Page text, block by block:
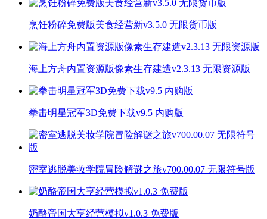
烹饪粉碎免费版美食经营新v3.5.0 无限货币版
海上方舟内置资源版像素生存建造v2.3.13 无限资源版
拳击明星冠军3D免费下载v9.5 内购版
密室逃脱美妆学院冒险解谜之旅v700.00.07 无限符号版
奶酪帝国大亨经营模拟v1.0.3 免费版